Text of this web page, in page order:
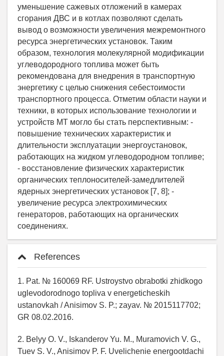
уменьшение сажевых отложений в камерах
сгорания ДВС и в котлах позволяют сделать
вывод о возможности увеличения межремонтного
ресурса энергетических установок. Таким
образом, технология молекулярной модификации
углеводородного топлива может быть
рекомендована для внедрения в транспортную
энергетику с целью снижения себестоимости
транспортного процесса. Отметим области науки и
техники, в которых использование технологии и
устройств МТ могло бы стать перспективным: -
повышение технических характеристик и
длительности эксплуатации энергоустановок,
работающих на жидком углеводородном топливе;
- восстановление физических характеристик
органических теплоносителей-замедлителей
ядерных энергетических установок [7, 8]; -
увеличение ресурса электрохимических
генераторов, работающих на органических
соединениях.
References
1. Pat. № 160069 RF. Ustroystvo obrabotki zhidkogo
uglevodorodnogo topliva v energeticheskih
ustanovkah / Anisimov S. P.; zayav. № 2015117702;
GR 08.02.2016.
2. Belyy O. V., Iskanderov Yu. M., Muramovich V. G.,
Tuev S. V., Anisimov P. F. Uvelichenie energootdachi